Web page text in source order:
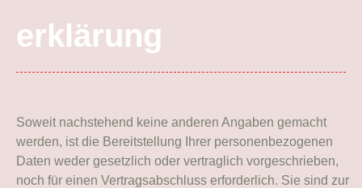
erklärung
Soweit nachstehend keine anderen Angaben gemacht
werden, ist die Bereitstellung Ihrer personenbezogenen
Daten weder gesetzlich oder vertraglich vorgeschrieben,
noch für einen Vertragsabschluss erforderlich. Sie sind zur